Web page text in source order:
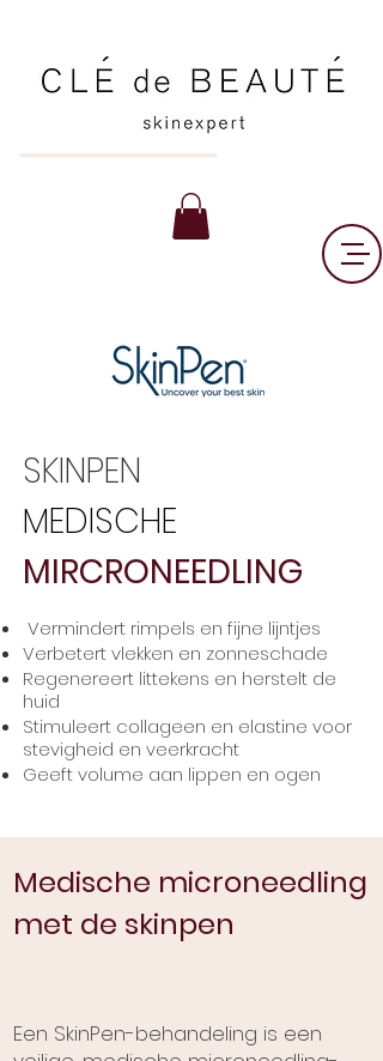
SKINPEN
MEDISCHE
MIRCRONEEDLING
Vermindert rimpels en fijne lijntjes
Verbetert vlekken en zonneschade
Regenereert littekens en herstelt de
huid
Stimuleert collageen en elastine voor
stevigheid en veerkracht
Geeft volume aan lippen en ogen
Medische microneedling
met de skinpen
Een SkinPen-behandeling is een